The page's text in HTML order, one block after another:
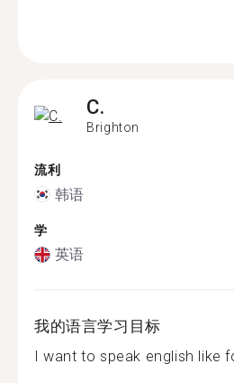
C.
Brighton
流利
韩语
学
英语
我的语言学习目标
I want to speak english like